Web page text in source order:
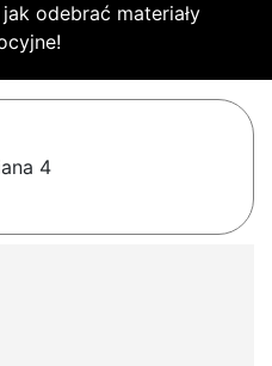
odebrać materiały
4